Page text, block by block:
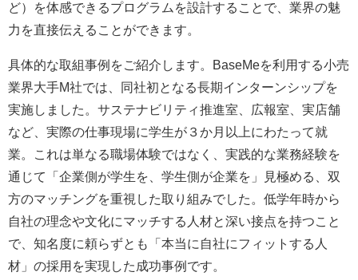
ど）を体感できるプログラムを設計することで、業界の魅
力を直接伝えることができます。
具体的な取組事例をご紹介します。BaseMeを利用する小売
業界大手M社では、同社初となる長期インターンシップを
実施しました。サステナビリティ推進室、広報室、実店舗
など、実際の仕事現場に学生が３か月以上にわたって就
業。これは単なる職場体験ではなく、実践的な業務経験を
通じて「企業側が学生を、学生側が企業を」見極める、双
方のマッチングを重視した取り組みでした。低学年時から
自社の理念や文化にマッチする人材と深い接点を持つこと
で、知名度に頼らずとも「本当に自社にフィットする人
材」の採用を実現した成功事例です。